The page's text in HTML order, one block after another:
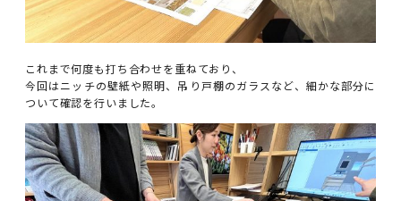
これまで何度も打ち合わせを重ねており、
今回はニッチの壁紙や照明、吊り戸棚のガラスなど、細かな部分に
ついて確認を行いました。